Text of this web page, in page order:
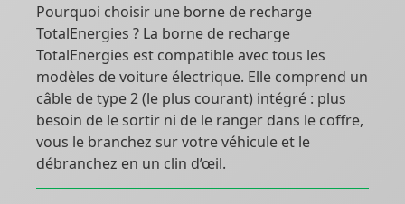
Pourquoi choisir une borne de recharge
TotalEnergies ? La borne de recharge
TotalEnergies est compatible avec tous les
modèles de voiture électrique. Elle comprend un
câble de type 2 (le plus courant) intégré : plus
besoin de le sortir ni de le ranger dans le coffre,
vous le branchez sur votre véhicule et le
débranchez en un clin d’œil.